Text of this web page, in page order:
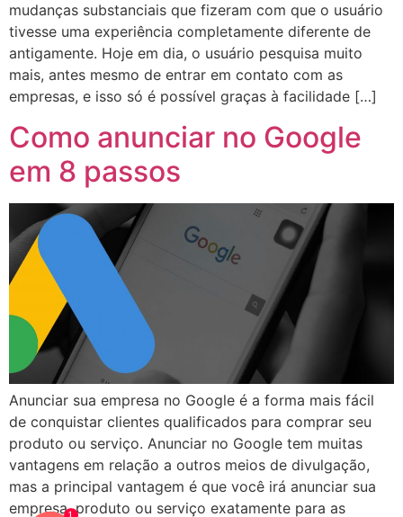
mudanças substanciais que fizeram com que o usuário
tivesse uma experiência completamente diferente de
antigamente. Hoje em dia, o usuário pesquisa muito
mais, antes mesmo de entrar em contato com as
empresas, e isso só é possível graças à facilidade […]
Como anunciar no Google
em 8 passos
Anunciar sua empresa no Google é a forma mais fácil
de conquistar clientes qualificados para comprar seu
produto ou serviço. Anunciar no Google tem muitas
vantagens em relação a outros meios de divulgação,
mas a principal vantagem é que você irá anunciar sua
empresa, produto ou serviço exatamente para as
1